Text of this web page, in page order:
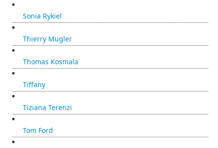
Sonia Rykiel
Thierry Mugler
Thomas Kosmala
Tiffany
Tiziana Terenzi
Tom Ford